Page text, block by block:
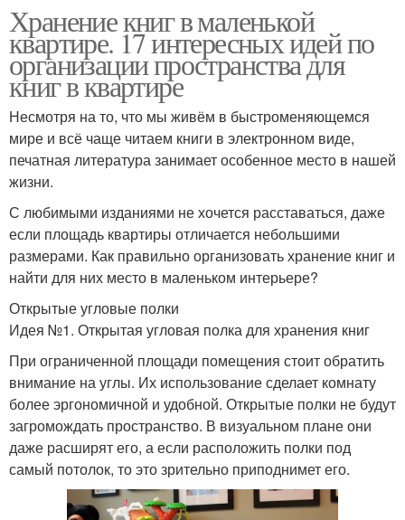
Хранение книг в маленькой
квартире. 17 интересных идей по
организации пространства для
книг в квартире
Несмотря на то, что мы живём в быстроменяющемся
мире и всё чаще читаем книги в электронном виде,
печатная литература занимает особенное место в нашей
жизни.
С любимыми изданиями не хочется расставаться, даже
если площадь квартиры отличается небольшими
размерами. Как правильно организовать хранение книг и
найти для них место в маленьком интерьере?
Открытые угловые полки
Идея №1. Открытая угловая полка для хранения книг
При ограниченной площади помещения стоит обратить
внимание на углы. Их использование сделает комнату
более эргономичной и удобной. Открытые полки не будут
загромождать пространство. В визуальном плане они
даже расширят его, а если расположить полки под
самый потолок, то это зрительно приподнимет его.